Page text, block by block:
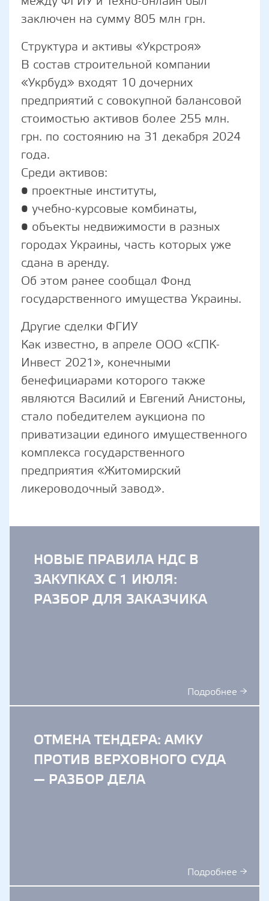
заключен на сумму 805 млн грн.
Структура и активы «Укрстроя»
В состав строительной компании
«Укрбуд» входят 10 дочерних
предприятий с совокупной балансовой
стоимостью активов более 255 млн.
грн. по состоянию на 31 декабря 2024
года.
Среди активов:
• проектные институты,
• учебно-курсовые комбинаты,
• объекты недвижимости в разных
городах Украины, часть которых уже
сдана в аренду.
Об этом ранее сообщал Фонд
государственного имущества Украины.
Другие сделки ФГИУ
Как известно, в апреле ООО «СПК-
Инвест 2021», конечными
бенефициарами которого также
являются Василий и Евгений Анистоны,
стало победителем аукциона по
приватизации единого имущественного
комплекса государственного
предприятия «Житомирский
ликероводочный завод».
НОВЫЕ ПРАВИЛА НДС В
ЗАКУПКАХ С 1 ИЮЛЯ:
РАЗБОР ДЛЯ ЗАКАЗЧИКА
Подробнее →
ОТМЕНА ТЕНДЕРА: АМКУ
ПРОТИВ ВЕРХОВНОГО СУДА
— РАЗБОР ДЕЛА
Подробнее →